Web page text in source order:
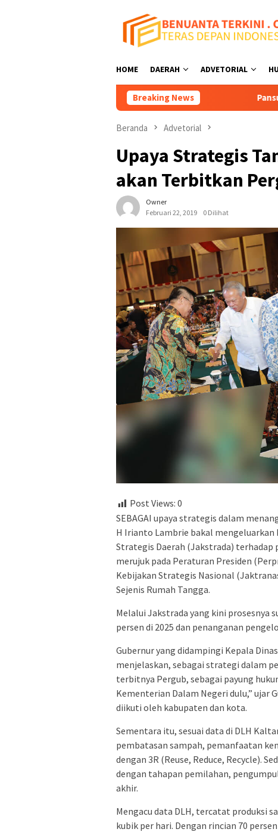
HOME DAERAH ADVETORIAL
Breaking News Pansus II DPRD
Beranda Advetorial
Upaya Strategis
akan Terbitkan
Owner
Februari 22, 2019
0 Dilihat
Post Views: 0
SEBAGAI upaya strategis dalam
H Irianto Lambrie bakal
Strategis Daerah (Jakstrada) terhadap
merujuk pada Peraturan Presiden
Kebijakan Strategis Nasional
Sejenis Rumah Tangga.
Melalui Jakstrada yang kini prosesnya
persen di 2025 dan penanganan
Gubernur yang didampingi Kepala
menjelaskan, sebagai strategi dalam
terbitnya Pergub, sebagai payung
Kementerian Dalam Negeri dulu,” ujar
diikuti oleh kabupaten dan kota.
Sementara itu, sesuai data di DLH
pembatasan sampah, pemanfaatan
dengan 3R (Reuse, Reduce, Recycle).
dengan tahapan pemilahan,
akhir.
Mengacu data DLH, tercatat produksi
kubik per hari. Dengan rincian 70